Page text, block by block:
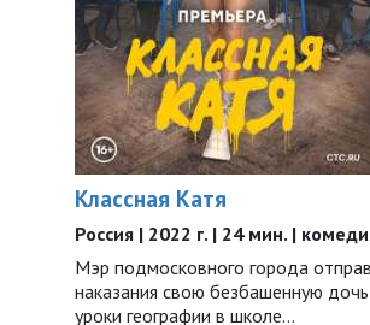
Классная Катя
Россия | 2022 г. | 24 мин. |
Мэр подмосковного города
наказания свою безбашенную
уроки географии в школе…